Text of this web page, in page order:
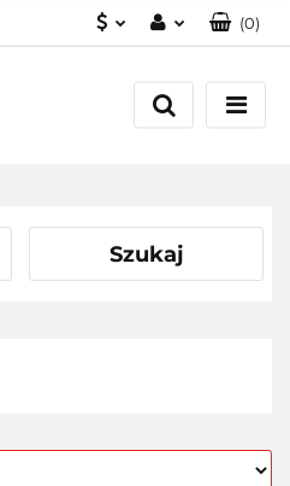
Zaloguj się
Załóż konto
(0)
Szukaj